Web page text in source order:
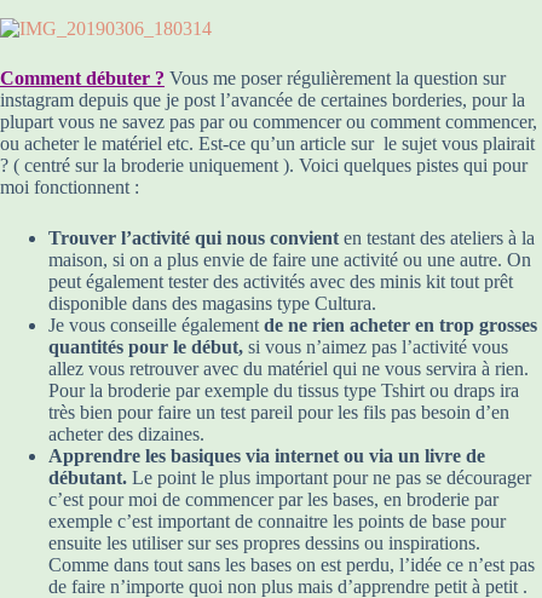
Comment débuter ? Vous me poser régulièrement la question sur
instagram depuis que je post l’avancée de certaines borderies, pour la
plupart vous ne savez pas par ou commencer ou comment commencer,
ou acheter le matériel etc. Est-ce qu’un article sur le sujet vous plairait
? ( centré sur la broderie uniquement ). Voici quelques pistes qui pour
moi fonctionnent :
Trouver l’activité qui nous convient en testant des ateliers à la
maison, si on a plus envie de faire une activité ou une autre. On
peut également tester des activités avec des minis kit tout prêt
disponible dans des magasins type Cultura.
Je vous conseille également de ne rien acheter en trop grosses
quantités pour le début, si vous n’aimez pas l’activité vous
allez vous retrouver avec du matériel qui ne vous servira à rien.
Pour la broderie par exemple du tissus type Tshirt ou draps ira
très bien pour faire un test pareil pour les fils pas besoin d’en
acheter des dizaines.
Apprendre les basiques via internet ou via un livre de
débutant. Le point le plus important pour ne pas se décourager
c’est pour moi de commencer par les bases, en broderie par
exemple c’est important de connaitre les points de base pour
ensuite les utiliser sur ses propres dessins ou inspirations.
Comme dans tout sans les bases on est perdu, l’idée ce n’est pas
de faire n’importe quoi non plus mais d’apprendre petit à petit .